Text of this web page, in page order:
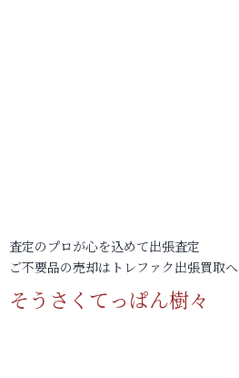
査定のプロが心を込めて出張査定
ご不要品の売却はトレファク出張買取へ
そうさくてっぱん樹々